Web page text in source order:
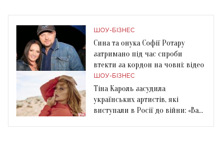
ШОУ-БІЗНЕС
Сина та онука Софії Ротару
затримано під час спроби
втекти за кордон на човні: відео
ШОУ-БІЗНЕС
Тіна Кароль засудила
українських артистів, які
виступали в Росії до війни: «Вам